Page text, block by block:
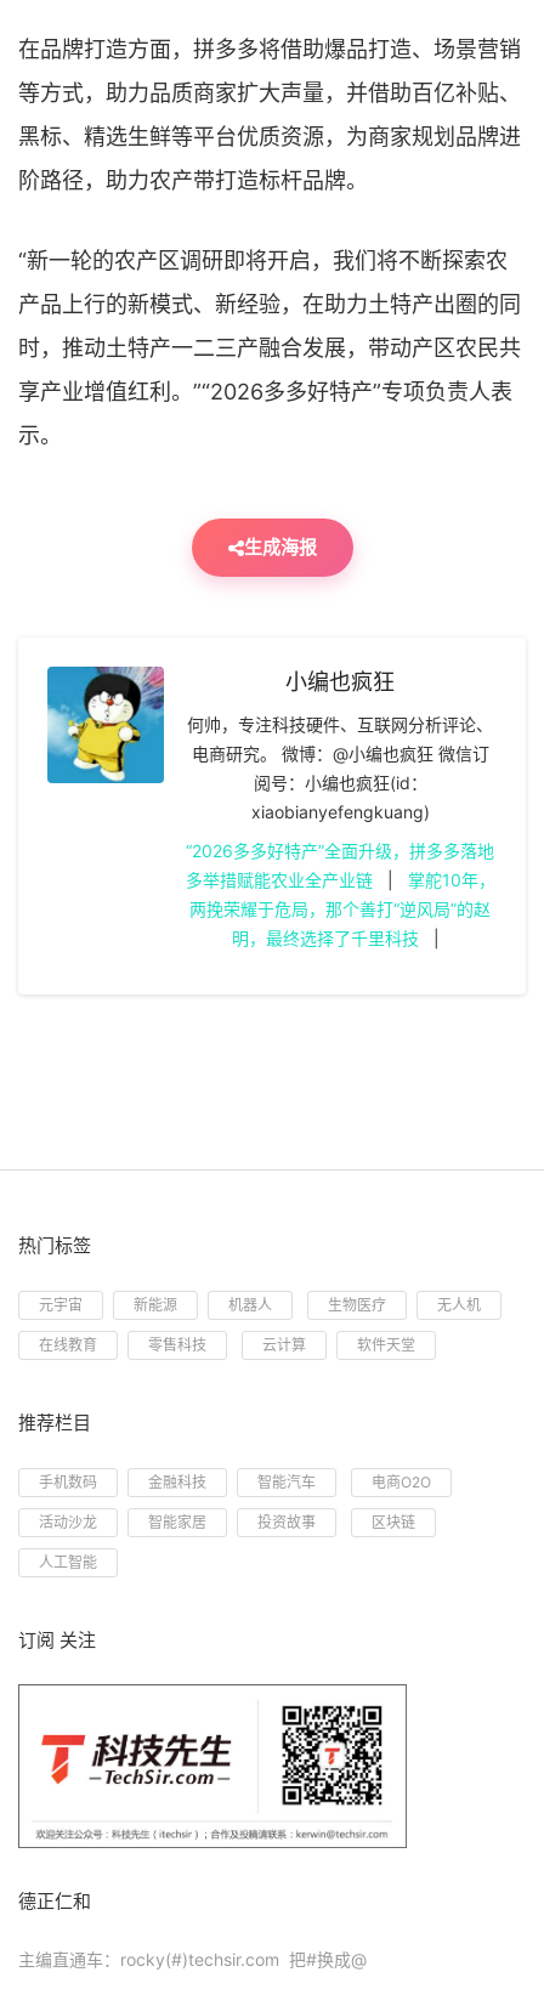
在品牌打造方面，拼多多将借助爆品打造、场景营销
等方式，助力品质商家扩大声量，并借助百亿补贴、
黑标、精选生鲜等平台优质资源，为商家规划品牌进
阶路径，助力农产带打造标杆品牌。
“新一轮的农产区调研即将开启，我们将不断探索农
产品上行的新模式、新经验，在助力土特产出圈的同
时，推动土特产一二三产融合发展，带动产区农民共
享产业增值红利。”“2026多多好特产”专项负责人表
示。
生成海报
小编也疯狂
何帅，专注科技硬件、互联网分析评论、
电商研究。 微博：@小编也疯狂 微信订
阅号：小编也疯狂(id：
xiaobianyefengkuang)
“2026多多好特产”全面升级，拼多多落地
多举措赋能农业全产业链| 掌舵10年，
两挽荣耀于危局，那个善打“逆风局”的赵
明，最终选择了千里科技
热门标签
元宇宙 新能源 机器人 生物医疗 无人机
在线教育 零售科技 云计算 软件天堂
推荐栏目
手机数码 金融科技 智能汽车 电商O2O
活动沙龙 智能家居 投资故事 区块链
人工智能
订阅 关注
德正仁和
主编直通车：rocky(#)techsir.com 把#换成@